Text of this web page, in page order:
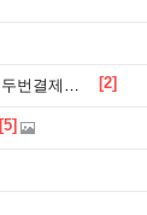
거같아요 [2]
[5]